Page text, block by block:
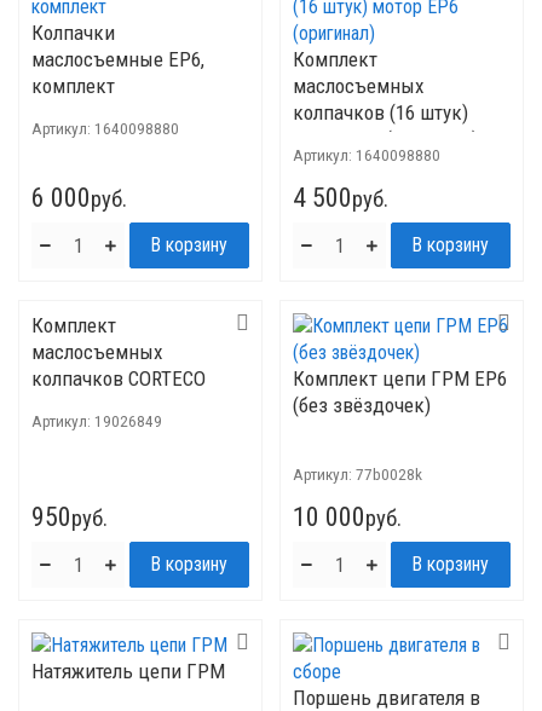
Колпачки
маслосъемные EP6,
комплект
Артикул: 1640098880
6 000руб.
Комплект
маслосъемных
колпачков (16 штук)
мотор EP6 (оригинал)
Артикул: 1640098880
4 500руб.
Комплект
маслосъемных
колпачков CORTECO
Артикул: 19026849
950руб.
Комплект цепи ГРМ EP6
(без звёздочек)
Артикул: 77b0028k
10 000руб.
Натяжитель цепи ГРМ
Поршень двигателя в